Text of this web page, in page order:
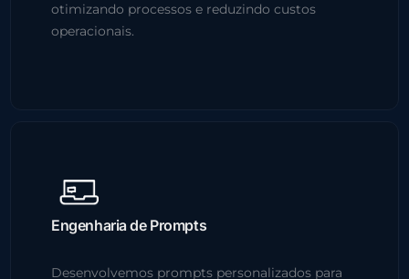
otimizando processos e reduzindo custos
operacionais.
Engenharia de Prompts
Desenvolvemos prompts personalizados para